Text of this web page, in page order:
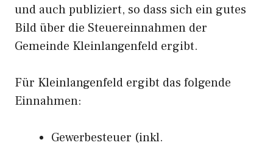
und auch publiziert, so dass sich ein gutes
Bild über die Steuereinnahmen der
Gemeinde Kleinlangenfeld ergibt.
Für Kleinlangenfeld ergibt das folgende
Einnahmen:
Gewerbesteuer (inkl.